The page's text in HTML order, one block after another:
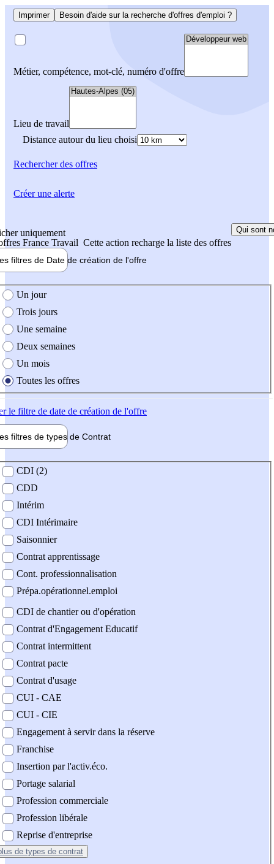
Imprimer Besoin d'aide sur la recherche d'offres d'emploi ?
Métier, compétence, mot-clé, numéro d'offre
Lieu de travail
Distance autour du lieu choisi
Rechercherdes offres
uniquement
France Travail Cette action recharge la liste des offres
Qui sont
filtres de Date de création de l'offre
création de l'offre
Un jour
Trois jours
Une semaine
Deux semaines
Un mois
Toutes les offres
le filtre de date de création de l'offre
filtres de types de Contrat
contrat
CDI (2)
CDD
Intérim
CDI Intérimaire
Saisonnier
Contrat apprentissage
Cont. professionnalisation
Prépa.opérationnel.emploi
CDI de chantier ou d'opération
Contrat d'Engagement Educatif
Contrat intermittent
Contrat pacte
Contrat d'usage
CUI - CAE
CUI - CIE
Engagement à servir dans la réserve
Franchise
Insertion par l'activ.éco.
Portage salarial
Profession commerciale
Profession libérale
Reprise d'entreprise
de types de contrat
Créer une alerte